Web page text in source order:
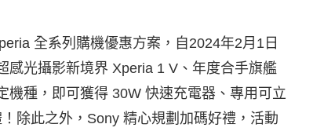
全系列購機優惠方案，自2024年2月1日
感光攝影新境界 Xperia 1 V、年度合手旗艦
種，即可獲得 30W 快速充電器、專用可立
除此之外，Sony 精心規劃加碼好禮，活動